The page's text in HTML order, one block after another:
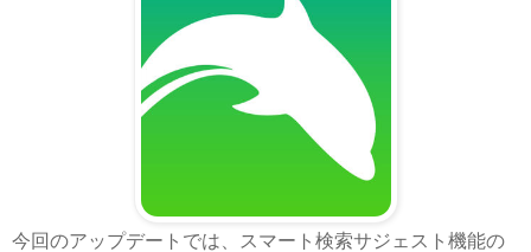
今回のアップデートでは、スマート検索サジェスト機能の